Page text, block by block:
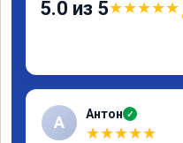
5.0 из 5★★★★★
А Антон ✓
★★★★★